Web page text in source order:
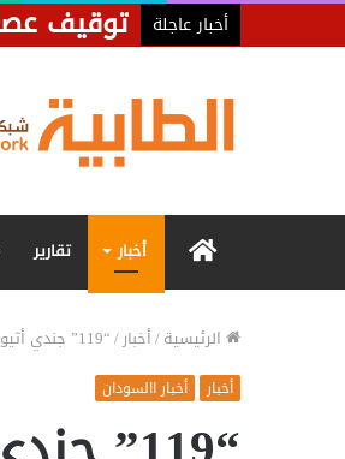
أخبار عاجلة
الرئيسيةأخبار تقارير
الرئيسية/أخبار/“119” جندي أثيوبي ضمن بعثة يوناميد بدارفور يرفضون العودة إلى بلادهم
أخبار أخبار االسودان